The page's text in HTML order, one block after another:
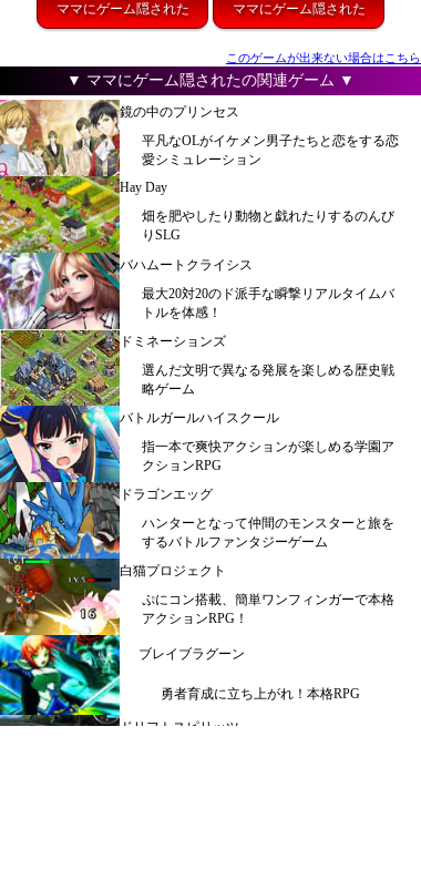
ママにゲーム隠された ママにゲーム隠された
このゲームが出来ない場合はこちら
▼ ママにゲーム隠されたの関連ゲーム ▼
鏡の中のプリンセス
平凡なOLがイケメン男子たちと恋をする恋
愛シミュレーション
Hay Day
畑を肥やしたり動物と戯れたりするのんび
りSLG
バハムートクライシス
最大20対20のド派手な瞬撃リアルタイムバ
トルを体感！
ドミネーションズ
選んだ文明で異なる発展を楽しめる歴史戦
略ゲーム
バトルガールハイスクール
指一本で爽快アクションが楽しめる学園ア
クションRPG
ドラゴンエッグ
ハンターとなって仲間のモンスターと旅を
するバトルファンタジーゲーム
白猫プロジェクト
ぷにコン搭載、簡単ワンフィンガーで本格
アクションRPG！
ブレイブラグーン
勇者育成に立ち上がれ！本格RPG
ドリフトスピリッツ